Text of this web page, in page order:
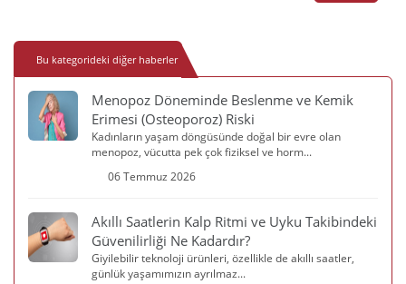
Bu kategorideki diğer haberler
Menopoz Döneminde Beslenme ve Kemik
Erimesi (Osteoporoz) Riski
Kadınların yaşam döngüsünde doğal bir evre olan
menopoz, vücutta pek çok fiziksel ve horm...
06 Temmuz 2026
Akıllı Saatlerin Kalp Ritmi ve Uyku Takibindeki
Güvenilirliği Ne Kadardır?
Giyilebilir teknoloji ürünleri, özellikle de akıllı saatler,
günlük yaşamımızın ayrılmaz...